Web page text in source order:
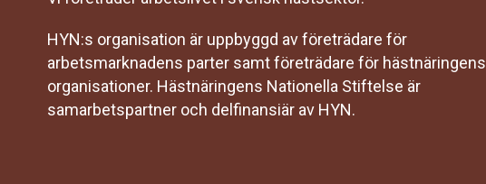
HYN:s organisation är uppbyggd av företrädare för
arbetsmarknadens parter samt företrädare för hästnäringens
organisationer. Hästnäringens Nationella Stiftelse är
samarbetspartner och delfinansiär av HYN.